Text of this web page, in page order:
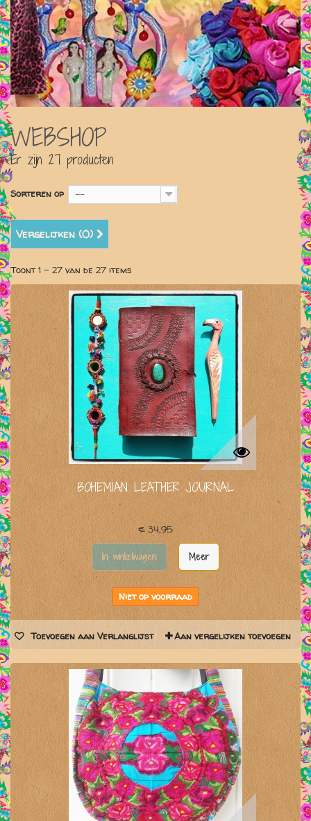
WEBSHOP
Er zijn 27 producten
Sorteren op --
Vergelijken (0)
Toont 1 - 27 van de 27 items
BOHEMIAN LEATHER JOURNAL
€ 34,95
In winkelwagen Meer
Niet op voorraad
Toevoegen aan Verlanglijst Aan vergelijken toevoegen